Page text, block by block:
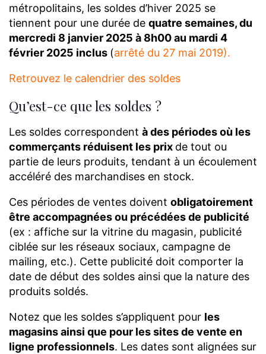
métropolitains, les soldes d’hiver 2025 se
tiennent pour une durée de quatre semaines, du
mercredi 8 janvier 2025 à 8h00 au mardi 4
février 2025 inclus (arrêté du 27 mai 2019).
Retrouvez le calendrier des soldes
Qu’est-ce que les soldes ?
Les soldes correspondent à des périodes où les
commerçants réduisent les prix de tout ou
partie de leurs produits, tendant à un écoulement
accéléré des marchandises en stock.
Ces périodes de ventes doivent obligatoirement
être accompagnées ou précédées de publicité
(ex : affiche sur la vitrine du magasin, publicité
ciblée sur les réseaux sociaux, campagne de
mailing, etc.). Cette publicité doit comporter la
date de début des soldes ainsi que la nature des
produits soldés.
Notez que les soldes s’appliquent pour les
magasins ainsi que pour les sites de vente en
ligne professionnels. Les dates sont alignées sur